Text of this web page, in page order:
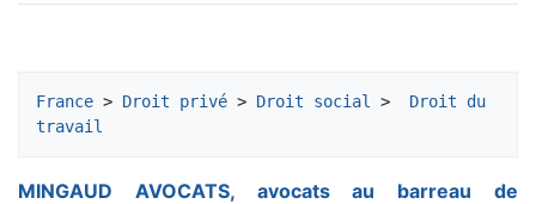
France > Droit privé > Droit social >
Droit du
travail
MINGAUD AVOCATS, avocats au barreau de